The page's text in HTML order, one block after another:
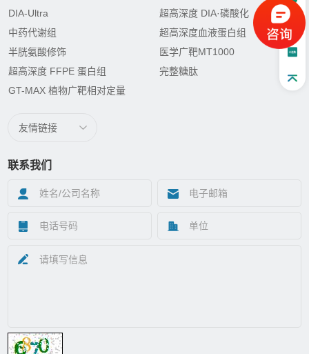
DIA-Ultra
超高深度 DIA·磷酸化
中药代谢组
超高深度血液蛋白组
半胱氨酸修饰
医学广靶MT1000
超高深度 FFPE 蛋白组
完整糖肽
GT-MAX 植物广靶相对定量
友情链接
联系我们